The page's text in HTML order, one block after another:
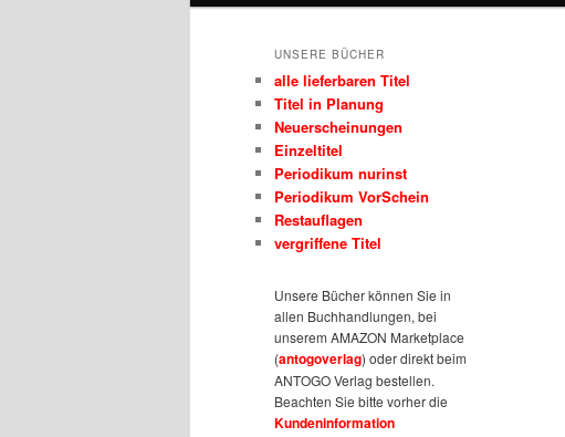
UNSERE BÜCHER
alle lieferbaren Titel
Titel in Planung
Neuerscheinungen
Einzeltitel
Periodikum nurinst
Periodikum VorSchein
Restauflagen
vergriffene Titel
Unsere Bücher können Sie in
allen Buchhandlungen, bei
unserem AMAZON Marketplace
(antogoverlag) oder direkt beim
ANTOGO Verlag bestellen.
Beachten Sie bitte vorher die
Kundeninformation